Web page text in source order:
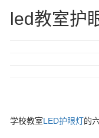
led教室护
学校教室LED护眼灯的